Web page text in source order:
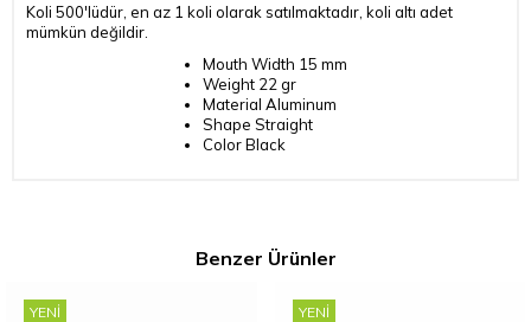
Koli 500'lüdür, en az 1 koli olarak satılmaktadır, koli altı adet
mümkün değildir.
Mouth Width 15 mm
Weight 22 gr
Material Aluminum
Shape Straight
Color Black
Benzer Ürünler
YENI YENI